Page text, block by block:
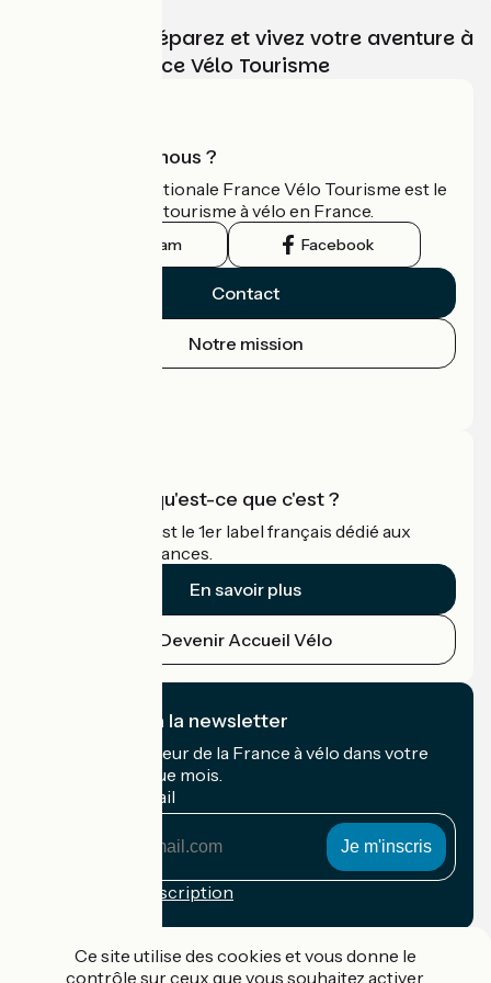
Choisissez, préparez et vivez votre aventure à
vélo avec France Vélo Tourisme
Qui sommes-nous ?
L'association nationale France Vélo Tourisme est le
guide officiel du tourisme à vélo en France.
Instagram Facebook
Contact
Notre mission
Accueil Vélo qu'est-ce que c'est ?
Accueil Vélo c'est le 1er label français dédié aux
cyclistes en vacances.
En savoir plus
Devenir Accueil Vélo
Je m'abonne à la newsletter
Recevez le meilleur de la France à vélo dans votre
boîte mail chaque mois.
Mon adresse mail
Conditions d'inscription
Ce site utilise des cookies et vous donne le
contrôle sur ceux que vous souhaitez activer